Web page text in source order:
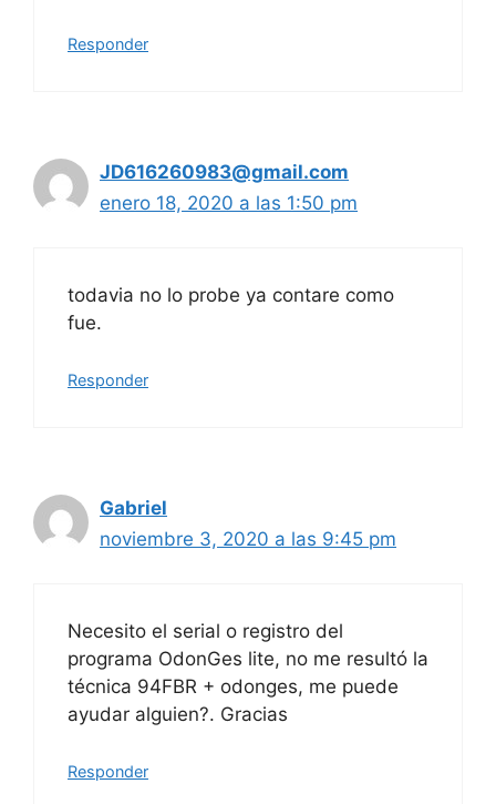
Responder
JD616260983@gmail.com
enero 18, 2020 a las 1:50 pm
todavia no lo probe ya contare como
fue.
Responder
Gabriel
noviembre 3, 2020 a las 9:45 pm
Necesito el serial o registro del
programa OdonGes lite, no me resultó la
técnica 94FBR + odonges, me puede
ayudar alguien?. Gracias
Responder